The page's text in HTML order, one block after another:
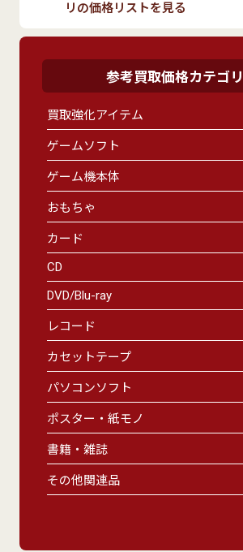
リの価格リストを見る
参考買取価格カテゴ
買取強化アイテム
ゲームソフト
ゲーム機本体
おもちゃ
カード
CD
DVD/Blu-ray
レコード
カセットテープ
パソコンソフト
ポスター・紙モノ
書籍・雑誌
その他関連品